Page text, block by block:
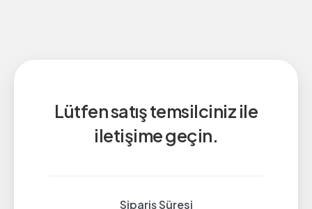
Lütfen satış temsilciniz ile
iletişime geçin.
Sipariş Süresi